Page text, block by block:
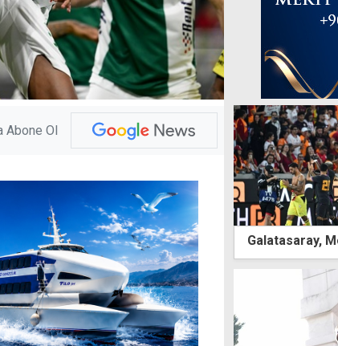
Abone Ol
Galatasaray,